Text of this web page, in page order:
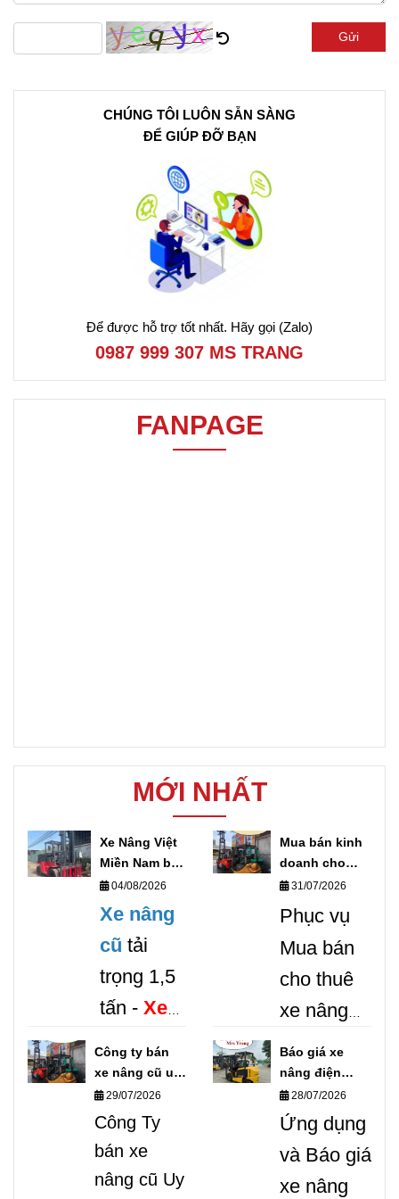
Gửi
CHÚNG TÔI LUÔN SẴN SÀNG
ĐỂ GIÚP ĐỠ BẠN
Để được hỗ trợ tốt nhất. Hãy gọi (Zalo)
0987 999 307 MS TRANG
FANPAGE
MỚI NHẤT
Xe Nâng Việt
Miền Nam bán
xe nâng điện
cũ uy tín giá
rẻ
04/08/2026
Xe nâng
cũ tải
trọng 1,5
tấn - Xe
Việt Miền
Nam Bán
xe nâng
điện 1,5
Mua bán kinh
doanh cho
thuê xe nâng
quốc
31/07/2026
Phục vụ
Mua bán
cho thuê
xe nâng
cũ / mới
trên toàn
quốc.
Hotline
0987.999.307
Công ty bán
xe nâng cũ uy
tín các loại
29/07/2026
Công Ty
bán xe
nâng cũ Uy
Báo giá xe
nâng điện
đứng lái/ xe
nâng điện
ngồi lái
0987999307
28/07/2026
Ứng dụng
và Báo giá
xe nâng